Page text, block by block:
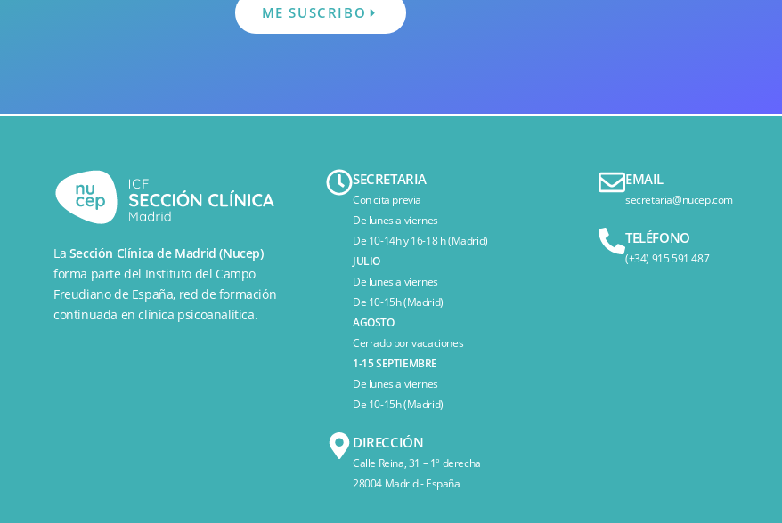
ME SUSCRIBO
La Sección Clínica de Madrid (Nucep)
forma parte del Instituto del Campo
Freudiano de España, red de formación
continuada en clínica psicoanalítica.
SECRETARIA
Con cita previa
De lunes a viernes
De 10-14h y 16-18 h (Madrid)
JULIO
De lunes a viernes
De 10-15h (Madrid)
AGOSTO
Cerrado por vacaciones
1-15 SEPTIEMBRE
De lunes a viernes
De 10-15h (Madrid)
DIRECCIÓN
Calle Reina, 31 – 1º derecha
28004 Madrid - España
EMAIL
secretaria@nucep.com
TELÉFONO
(+34) 915 591 487